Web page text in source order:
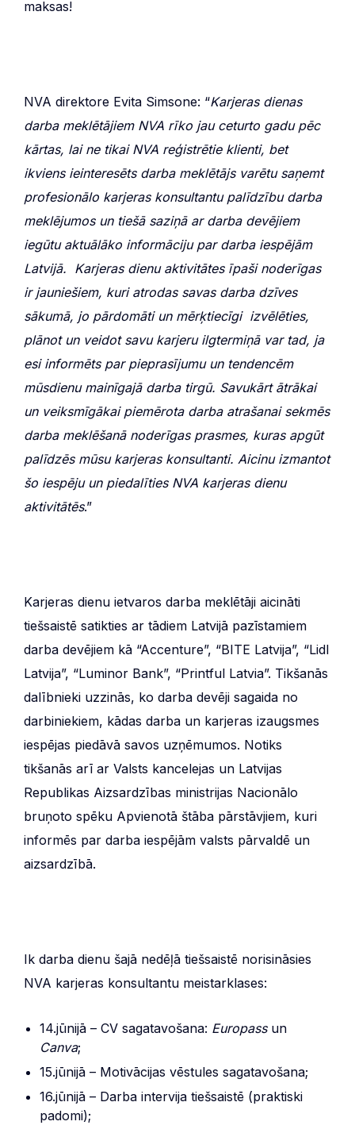
maksas!
NVA direktore Evita Simsone: “Karjeras dienas
darba meklētājiem NVA rīko jau ceturto gadu pēc
kārtas, lai ne tikai NVA reģistrētie klienti, bet
ikviens ieinteresēts darba meklētājs varētu saņemt
profesionālo karjeras konsultantu palīdzību darba
meklējumos un tiešā saziņā ar darba devējiem
iegūtu aktuālāko informāciju par darba iespējām
Latvijā. Karjeras dienu aktivitātes īpaši noderīgas
ir jauniešiem, kuri atrodas savas darba dzīves
sākumā, jo pārdomāti un mērķtiecīgi izvēlēties,
plānot un veidot savu karjeru ilgtermiņā var tad, ja
esi informēts par pieprasījumu un tendencēm
mūsdienu mainīgajā darba tirgū. Savukārt ātrākai
un veiksmīgākai piemērota darba atrašanai sekmēs
darba meklēšanā noderīgas prasmes, kuras apgūt
palīdzēs mūsu karjeras konsultanti. Aicinu izmantot
šo iespēju un piedalīties NVA karjeras dienu
aktivitātēs.”
Karjeras dienu ietvaros darba meklētāji aicināti
tiešsaistē satikties ar tādiem Latvijā pazīstamiem
darba devējiem kā “Accenture”, “BITE Latvija”, “Lidl
Latvija”, “Luminor Bank”, “Printful Latvia”. Tikšanās
dalībnieki uzzinās, ko darba devēji sagaida no
darbiniekiem, kādas darba un karjeras izaugsmes
iespējas piedāvā savos uzņēmumos. Notiks
tikšanās arī ar Valsts kancelejas un Latvijas
Republikas Aizsardzības ministrijas Nacionālo
bruņoto spēku Apvienotā štāba pārstāvjiem, kuri
informēs par darba iespējām valsts pārvaldē un
aizsardzībā.
Ik darba dienu šajā nedēļā tiešsaistē norisināsies
NVA karjeras konsultantu meistarklases:
14.jūnijā – CV sagatavošana: Europassun
Canva;
15.jūnijā – Motivācijas vēstules sagatavošana;
16.jūnijā – Darba intervija tiešsaistē (praktiski
padomi);